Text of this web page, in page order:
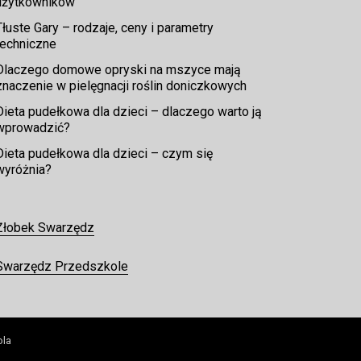
Gary – rodzaje, ceny i parametry
domowe opryski na mszyce mają
w pielęgnacji roślin doniczkowych
pudełkowa dla dzieci – dlaczego warto ją
pudełkowa dla dzieci – czym się
Swarzędz
Przedszkole